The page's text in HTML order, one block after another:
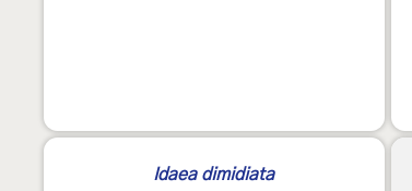
Idaea dimidiata